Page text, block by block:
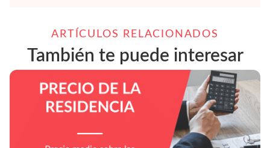
ARTÍCULOS RELACIONADOS
También te puede interesar